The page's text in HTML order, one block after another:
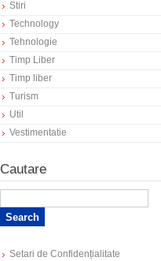
Stiri
Technology
Tehnologie
Timp Liber
Timp liber
Turism
Util
Vestimentatie
Cautare
Setari de Confidențialitate